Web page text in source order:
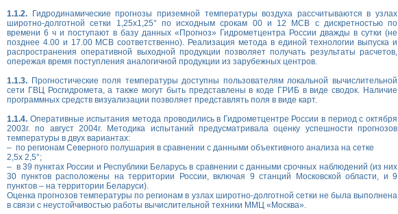
1.1.2. Гидродинамические прогнозы приземной температуры воздуха рассчитываются в узлах
широтно-долготной сетки 1,25х1,25° по исходным срокам 00 и 12 МСВ с дискретностью по
времени 6 ч и поступают в базу данных «Прогноз» Гидрометцентра России дважды в сутки (не
позднее 4.00 и 17.00 МСВ соответственно). Реализация метода в единой технологии выпуска и
распространения оперативной выходной продукции позволяет получать результаты расчетов,
опережая время поступления аналогичной продукции из зарубежных центров.
1.1.3. Прогностические поля температуры доступны пользователям локальной вычислительной
сети ГВЦ Росгидромета, а также могут быть представлены в коде ГРИБ в виде сводок. Наличие
программных средств визуализации позволяет представлять поля в виде карт.
1.1.4. Оперативные испытания метода проводились в Гидрометцентре России в период с октября
2003г. по август 2004г. Методика испытаний предусматривала оценку успешности прогнозов
температуры в двух вариантах:
– по регионам Северного полушария в сравнении с данными объективного анализа на сетке
2,5х 2,5°;
– в 39 пунктах России и Республики Беларусь в сравнении с данными срочных наблюдений (из них
30 пунктов расположены на территории России, включая 9 станций Московской области, и 9
пунктов – на территории Беларуси).
Оценка прогнозов температуры по регионам в узлах широтно-долготной сетки не была выполнена
в связи с неустойчивостью работы вычислительной техники ММЦ «Москва».